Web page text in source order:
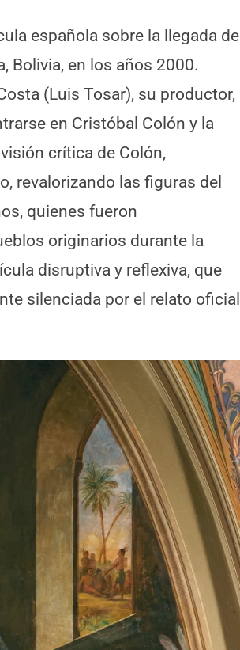
española sobre la llegada de
Bolivia, en los años 2000.
(Luis Tosar), su productor,
en Cristóbal Colón y la
crítica de Colón,
revalorizando las figuras del
quienes fueron
originarios durante la
disruptiva y reflexiva, que
silenciada por el relato oficial